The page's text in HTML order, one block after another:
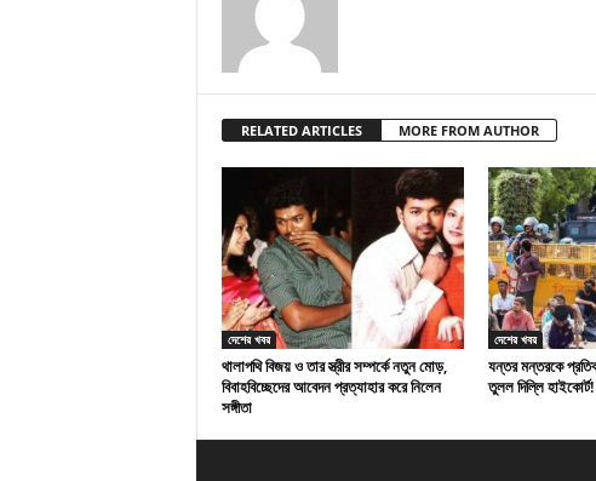
RELATED ARTICLES MORE FROM AUTHOR
দেশের খবর
থালাপথি বিজয় ও তার স্ত্রীর সম্পর্কে নতুন মোড়,
বিবাহবিচ্ছেদের আবেদন প্রত্যাহার করে নিলেন
সঙ্গীতা
দেশের খবর
যন্তর মন্তরকে
তুলল দিল্লি হাইকোর্ট!